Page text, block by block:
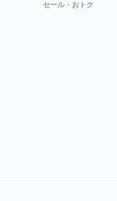
セール・おトク